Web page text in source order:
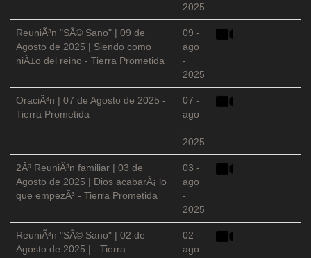
2025
ReuniÃ³n "SÃ© Sano" | 09 de
Agosto de 2025 | Siendo como
niÃ±o del reino - Tierra Prometida
09 -
ago
-
2025
OraciÃ³n | 07 de Agosto de 2025 -
Tierra Prometida
07 -
ago
-
2025
2Âª ReuniÃ³n familiar | 03 de
Agosto de 2025 | Dios acabarÃ¡ lo
que empezÃ³ - Tierra Prometida
03 -
ago
-
2025
ReuniÃ³n "SÃ© Sano" | 02 de
Agosto de 2025 | - Tierra
02 -
ago